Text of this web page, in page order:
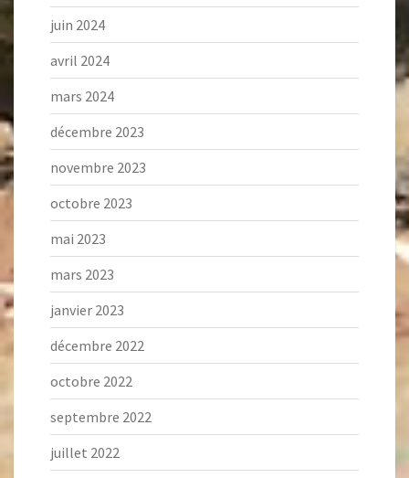
juin 2024
avril 2024
mars 2024
décembre 2023
novembre 2023
octobre 2023
mai 2023
mars 2023
janvier 2023
décembre 2022
octobre 2022
septembre 2022
juillet 2022